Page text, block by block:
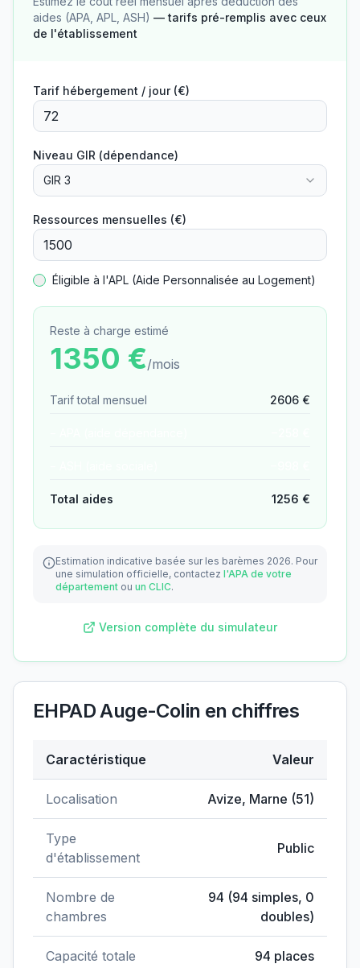
aides (APA, APL, ASH) — tarifs pré-remplis avec ceux
de l'établissement
Tarif hébergement / jour (€)
Niveau GIR (dépendance)
GIR 3
Ressources mensuelles (€)
Éligible à l'APL (Aide Personnalisée au Logement)
Reste à charge estimé
1350 €/mois
Tarif total mensuel 2606 €
Total aides 1256 €
Estimation indicative basée sur les barèmes 2026. Pour
une simulation officielle, contactez l'APA de votre
département ou un CLIC.
Version complète du simulateur
EHPAD Auge-Colin en chiffres
Caractéristique Valeur
Localisation Avize, Marne (51)
Type
d'établissement
Public
Nombre de
chambres
94 (94 simples, 0
doubles)
Capacité totale 94 places